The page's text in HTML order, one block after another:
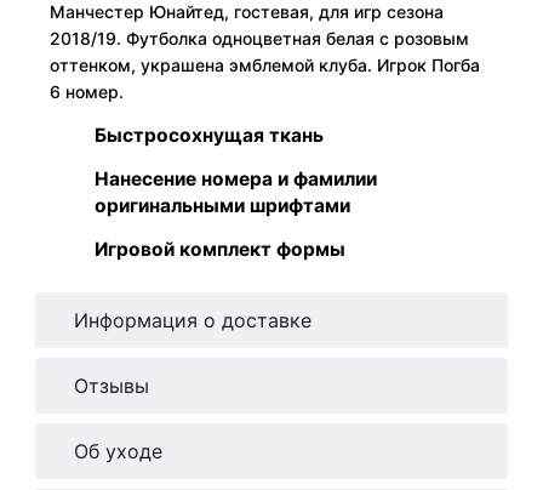
Манчестер Юнайтед, гостевая, для игр сезона
2018/19. Футболка одноцветная белая с розовым
оттенком, украшена эмблемой клуба. Игрок Погба
6 номер.
Быстросохнущая ткань
Нанесение номера и фамилии
оригинальными шрифтами
Игровой комплект формы
Информация о доставке
Отзывы
Об уходе